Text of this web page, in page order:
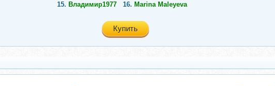
15. Владимир1977 16. Marina Maleyeva
Купить